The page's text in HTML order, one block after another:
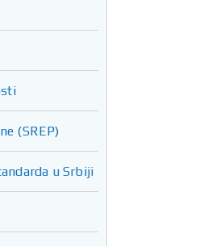
(SREP)
u Srbiji